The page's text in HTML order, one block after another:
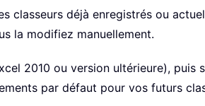
classeurs déjà enregistrés ou
la modifiez manuellement.
2010 ou version ultérieure), puis
par défaut pour vos futurs